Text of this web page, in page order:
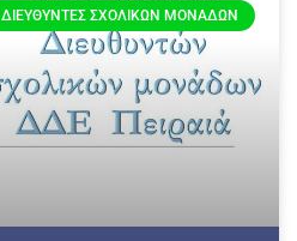
ΔΙΕΥΘΥΝΤΈΣ ΣΧΟΛΙΚΏΝ ΜΟΝΆΔΩΝ